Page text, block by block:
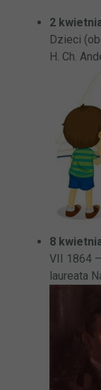
2
Dzieci
H. Ch.
8
VII 1864
laureata